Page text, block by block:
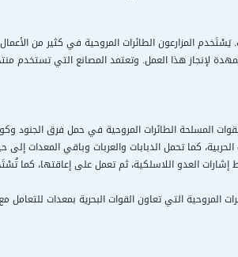
يَسْتَخدم المزارعون الطائرات المروحية في كثير من
لإنجاز هذا العمل. وتعتمد المصانع التي تستخدم
المسلحة الطائرات المروحية في حمل فرق الجنود
كما تحمل الدبابات والعربات وباقي المعدات إلى
إشارات العدو اللاسلكية، ثم تعمل على إعاقتها، كما
المروحية التي تعاون القوات البحرية بمعدات